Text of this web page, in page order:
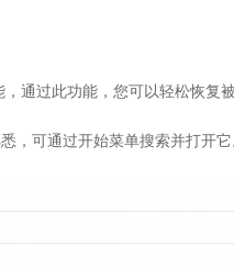
通过此功能，您可以轻松恢复被
，可通过开始菜单搜索并打开它